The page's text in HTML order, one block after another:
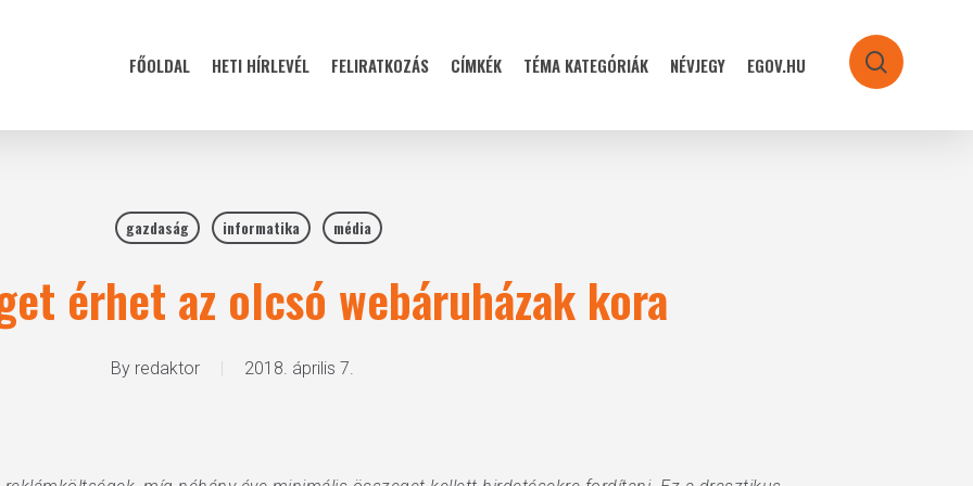
FŐOLDAL HETI HÍRLEVÉL FELIRATKOZÁS CÍMKÉK TÉMA KATEGÓRIÁK NÉVJEGY EGOV.HU search
gazdaság informatika média
érhet az olcsó webáruházak kora
By redaktor 2018. április 7.